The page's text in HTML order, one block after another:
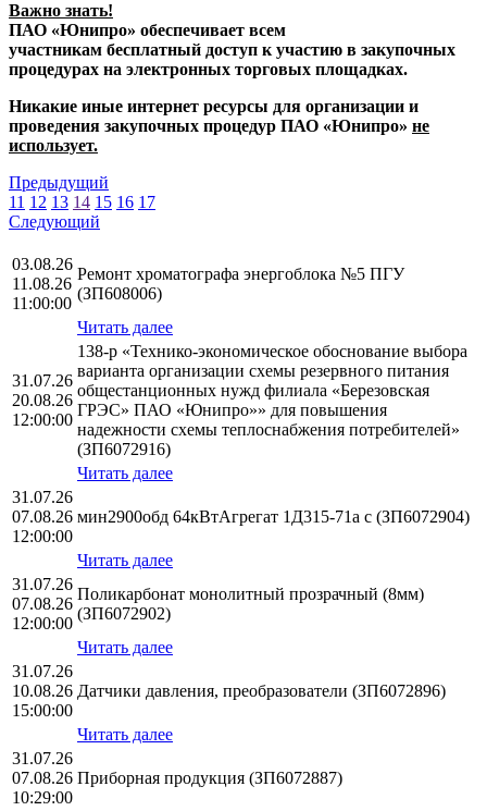
Важно знать!
ПАО «Юнипро» обеспечивает всем
участникам бесплатный доступ к участию в закупочных
процедурах на электронных торговых площадках.
Никакие иные интернет ресурсы для организации и
проведения закупочных процедур ПАО «Юнипро» не
использует.
Предыдущий
11 12 13 14 15 16 17
Следующий
03.08.26
11.08.26
11:00:00
Ремонт хроматографа энергоблока №5 ПГУ
(ЗП608006)
Читать далее
31.07.26
20.08.26
12:00:00
138-р «Технико-экономическое обоснование выбора
варианта организации схемы резервного питания
общестанционных нужд филиала «Березовская
ГРЭС» ПАО «Юнипро»» для повышения
надежности схемы теплоснабжения потребителей»
(ЗП6072916)
Читать далее
31.07.26
07.08.26
12:00:00
мин2900обд 64кВтАгрегат 1Д315-71а с (ЗП6072904)
Читать далее
31.07.26
07.08.26
12:00:00
Поликарбонат монолитный прозрачный (8мм)
(ЗП6072902)
Читать далее
31.07.26
10.08.26
15:00:00
Датчики давления, преобразователи (ЗП6072896)
Читать далее
31.07.26
07.08.26
10:29:00
Приборная продукция (ЗП6072887)